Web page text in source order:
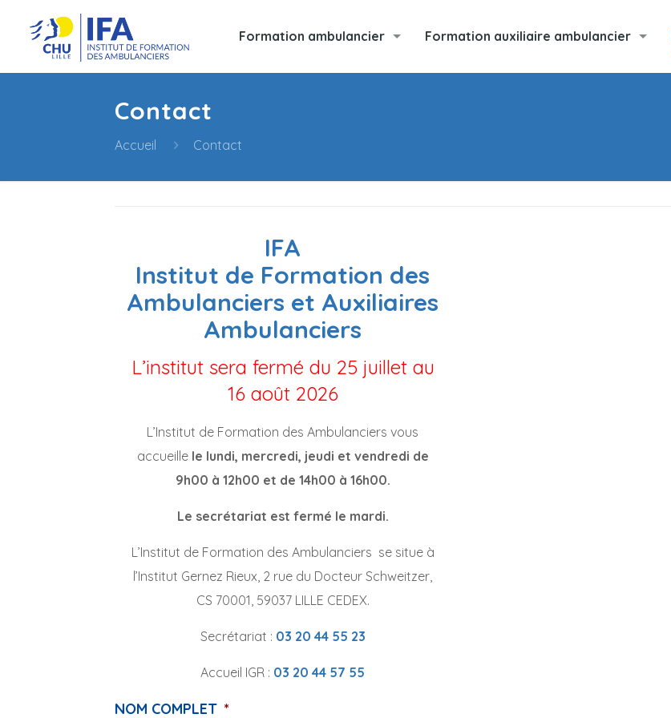
Formation ambulancier Formation auxiliaire ambulancier
Contact
Accueil Contact
IFA
Institut de Formation des
Ambulanciers et Auxiliaires
Ambulanciers
L’institut sera fermé du 25 juillet au
16 août 2026
L’Institut de Formation des Ambulanciers vous
accueillele lundi, mercredi, jeudi et vendredi de
9h00 à 12h00 et de 14h00 à 16h00.
Le secrétariat est fermé le mardi.
L’Institut de Formation des Ambulanciers se situe à
l’Institut Gernez Rieux, 2 rue du Docteur Schweitzer,
CS 70001, 59037 LILLE CEDEX.
Secrétariat : 03 20 44 55 23
Accueil IGR : 03 20 44 57 55
NOM COMPLET *